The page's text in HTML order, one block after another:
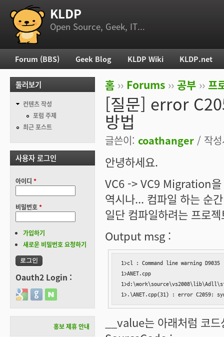
부 메뉴 KLDP
Open Source, Geek, IT...
현재 위치
홈 ›› Forums ›› 공부 ›› 프
[질문] error
방법
글쓴이: coathanger / 작
안녕하세요.
VC6 -> VC9 Migration을
역시나... 컴파일 하는 순
일단 컴파일하려는 프로
Output msg :
1>cl : Command line warning
1>ANET.cpp
1>.\ANET.cpp(31) : error C2059:
__value는 아래처럼 코
주 메뉴
Forum (BBS) Geek Blog KLDP Wiki KLDP.net
둘러보기
컨텐츠 작성
포럼 주제
최근 포스트
사용자 로그인
아이디 *
비밀번호*
가입하기
새로운 비밀번호 요청하기
Oauth2 Login :
Login with Google
Login with GitHub
Login with Naver
홍보 제휴 안내